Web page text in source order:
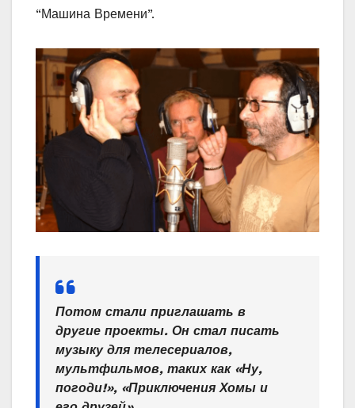
“Машина Времени”.
Потом стали приглашать в
другие проекты. Он стал писать
музыку для телесериалов,
мультфильмов, таких как «Ну,
погоди!», «Приключения Хомы и